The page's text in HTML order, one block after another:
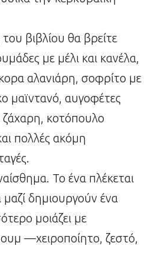
βιβλίου θα βρείτε
με μέλι και κανέλα,
αλανιάρη, σοφρίτο με
μαϊντανό, αυγοφέτες
ζάχαρη, κοτόπουλο
πολλές ακόμη
Το ένα πλέκεται
μαζί δημιουργούν ένα
μοιάζει με
—χειροποίητο, ζεστό,